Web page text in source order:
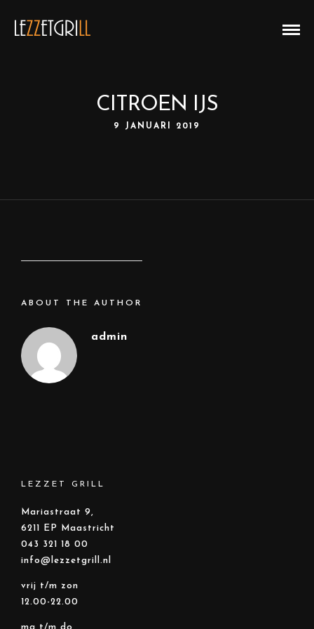
CITROEN IJS
9 JANUARI 2019
ABOUT THE AUTHOR
admin
LEZZET GRILL
Mariastraat 9,
6211 EP Maastricht
043 321 18 00
info@lezzetgrill.nl
vrij t/m zon
12.00-22.00
ma t/m do